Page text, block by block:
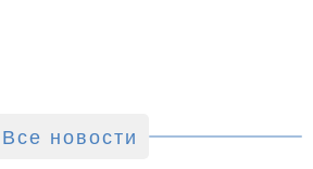
Все новости